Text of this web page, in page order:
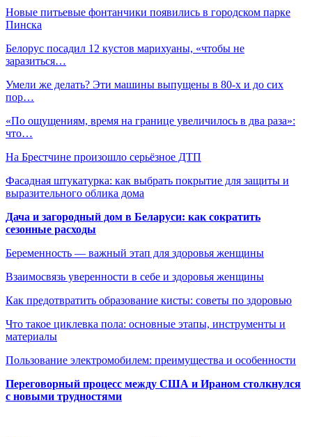
Новые питьевые фонтанчики появились в городском парке
Пинска
Белорус посадил 12 кустов марихуаны, «чтобы не
заразиться…
Умели же делать? Эти машины выпущены в 80-х и до сих
пор…
«По ощущениям, время на границе увеличилось в два раза»:
что…
На Брестчине произошло серьёзное ДТП
Фасадная штукатурка: как выбрать покрытие для защиты и
выразительного облика дома
Дача и загородный дом в Беларуси: как сократить
сезонные расходы
Беременность — важный этап для здоровья женщины
Взаимосвязь уверенности в себе и здоровья женщины
Как предотвратить образование кисты: советы по здоровью
Что такое циклевка пола: основные этапы, инструменты и
материалы
Пользование электромобилем: преимущества и особенности
Переговорный процесс между США и Ираном столкнулся
с новыми трудностями